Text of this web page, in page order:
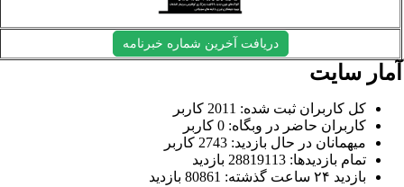
دریافت آخرین شماره خبرنامه
سایت
کل کاربران ثبت شده: 2011 کاربر
کاربران حاضر در وبگاه: 0 کاربر
میهمانان در حال بازدید: 2743 کاربر
تمام بازدید‌ها: 28819113 بازدید
بازدید ۲۴ ساعت گذشته: 80861 بازدید